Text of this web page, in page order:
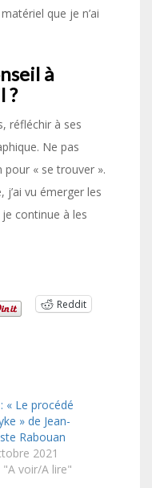
que je n’ai
à
?
réfléchir à ses
Ne pas
« se trouver ».
j’ai vu émerger les
continue à les
Reddit
« Le procédé
» de Jean-
Rabouan
2021
"A voir/A lire"